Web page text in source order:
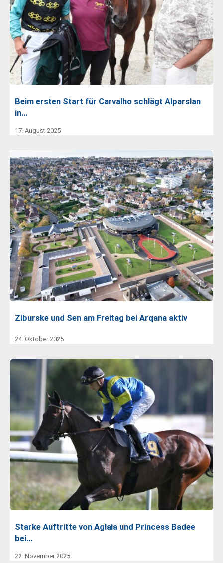
Beim ersten Start für Carvalho schlägt Alparslan
in…
17. August 2025
Ziburske und Sen am Freitag bei Arqana aktiv
24. Oktober 2025
Starke Auftritte von Aglaia und Princess Badee
bei…
22. November 2025